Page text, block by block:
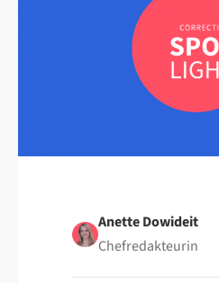
Anette Dowideit
Chefredakteurin